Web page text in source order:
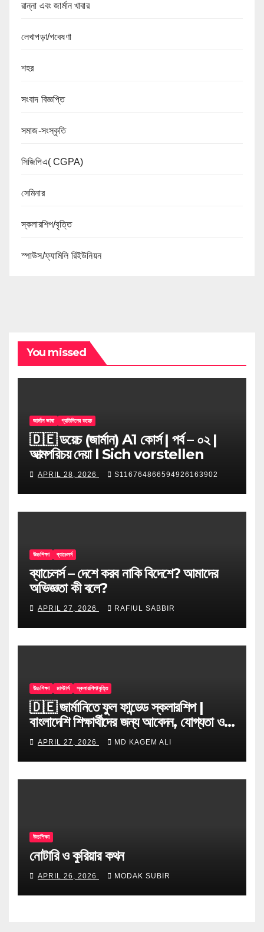
রান্না এবং জার্মান খাবার
লেখাপড়া/গবেষণা
শহর
সংবাদ বিজ্ঞপ্তি
সমাজ-সংস্কৃতি
সিজিপিএ( CGPA)
সেমিনার
স্কলারশিপ/বৃত্তি
স্পাউস/ফ্যামিলি রিইউনিয়ন
You missed
জার্মান ভাষা প্রতিদিনের ডয়েচ
🇩🇪 ডয়েচ (জার্মান) A1 কোর্স | পর্ব – ০২ |
আত্মপরিচয় দেয়া l Sich vorstellen
APRIL 28, 2026 S116764866594926163902
উচ্চশিক্ষা ব্যাচেলর্স
ব্যাচেলর্স – দেশে করব নাকি বিদেশে? আমাদের
অভিজ্ঞতা কী বলে?
APRIL 27, 2026 RAFIUL SABBIR
উচ্চশিক্ষা মাস্টার্স স্কলারশিপ/বৃত্তি
🇩🇪 জার্মানিতে ফুল ফান্ডেড স্কলারশিপ |
বাংলাদেশি শিক্ষার্থীদের জন্য আবেদন, যোগ্যতা ও
টিপস
APRIL 27, 2026 MD KAGEM ALI
উচ্চশিক্ষা
নোটারি ও কুরিয়ার কথন
APRIL 26, 2026 MODAK SUBIR